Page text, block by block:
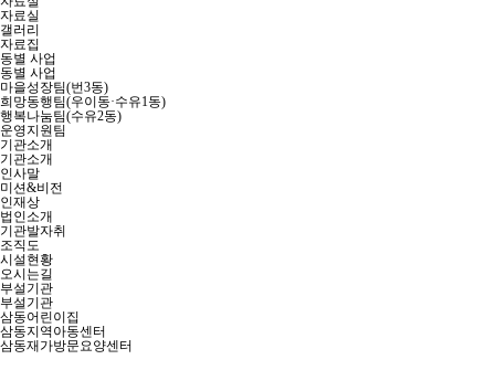
자료실
갤러리
자료집
동별 사업
동별 사업
마을성장팀(번3동)
희망동행팀(우이동·수유1동)
행복나눔팀(수유2동)
운영지원팀
기관소개
기관소개
인사말
미션&비전
인재상
법인소개
기관발자취
조직도
시설현황
오시는길
부설기관
부설기관
삼동어린이집
삼동지역아동센터
삼동재가방문요양센터